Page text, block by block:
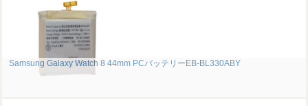
Samsung Galaxy Watch 8 44mm PCバッテリーEB-BL330ABY